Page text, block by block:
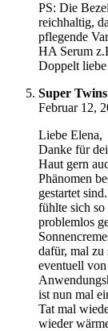
PS: Die
reichhaltig,
pflegende
HA Serum
Doppelt
Super
Februar 12,
Liebe Elena,
Danke für
Haut gern
Phänomen
gestartet
fühlte sich so
problemlos
dafür, mal zu
eventuell
ist nun mal
Tat mal
wieder